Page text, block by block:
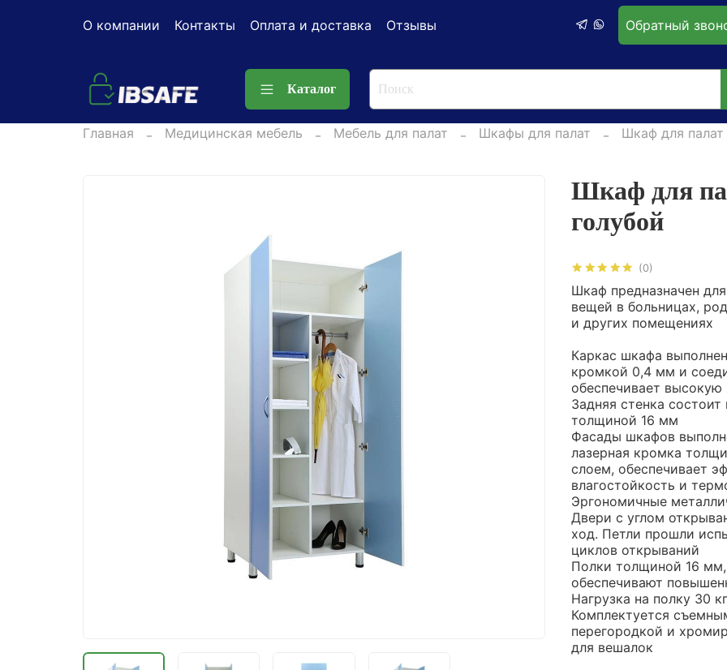
О компании Контакты Оплата и доставка Отзывы Обратный
Каталог
Главная Медицинская мебель Мебель для палат Шкафы для палат Шкаф для палат
(0)
Шкаф для
голубой
Шкаф предназначен
вещей в больницах,
и других помещениях
Каркас шкафа
кромкой 0,4 мм и
обеспечивает
Задняя стенка
толщиной 16 мм
Фасады шкафов
лазерная кромка
слоем, обеспечивает
влагостойкость и
Эргономичные
Двери с углом
ход. Петли прошли
циклов открываний
Полки толщиной 16
обеспечивают
Нагрузка на полку 30 кг
Комплектуется
перегородкой и
для вешалок